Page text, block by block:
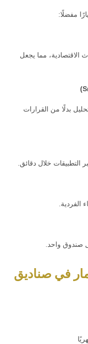
مفضلًا:
الاقتصادية، مما يجعل
بدلًا من القرارات
التطبيقات خلال دقائق.
الفردية.
في صناديق